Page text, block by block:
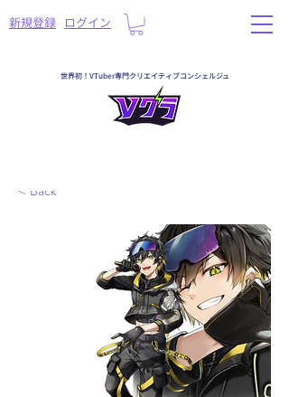
​新規登録 ログイン
世界初！VTuber専門クリエイティブコンシェルジュ
< Back